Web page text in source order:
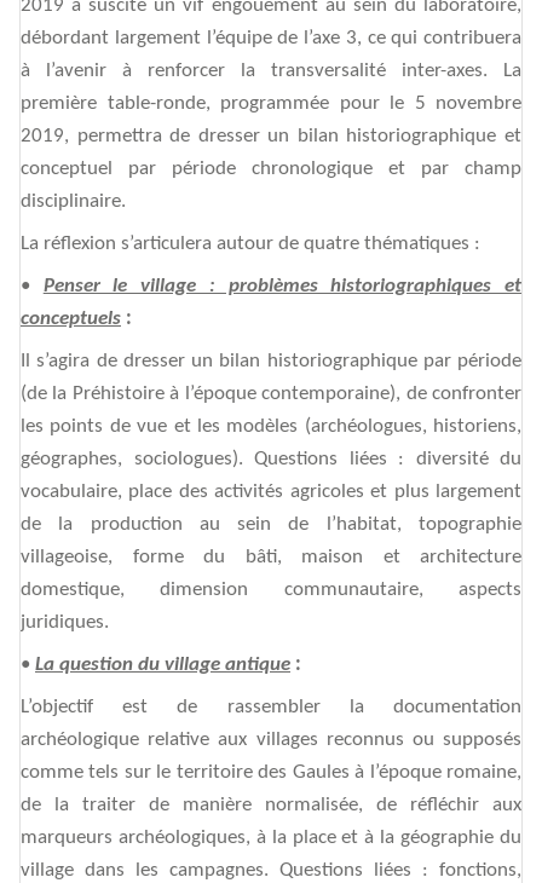
2019 a suscité un vif engouement au sein du laboratoire,
débordant largement l’équipe de l’axe 3, ce qui contribuera
à l’avenir à renforcer la transversalité inter-axes. La
première table-ronde, programmée pour le 5 novembre
2019, permettra de dresser un bilan historiographique et
conceptuel par période chronologique et par champ
disciplinaire.
La réflexion s’articulera autour de quatre thématiques :
• Penser le village : problèmes historiographiques et
conceptuels :
Il s’agira de dresser un bilan historiographique par période
(de la Préhistoire à l’époque contemporaine), de confronter
les points de vue et les modèles (archéologues, historiens,
géographes, sociologues). Questions liées : diversité du
vocabulaire, place des activités agricoles et plus largement
de la production au sein de l’habitat, topographie
villageoise, forme du bâti, maison et architecture
domestique, dimension communautaire, aspects
juridiques.
• La question du village antique :
L’objectif est de rassembler la documentation
archéologique relative aux villages reconnus ou supposés
comme tels sur le territoire des Gaules à l’époque romaine,
de la traiter de manière normalisée, de réfléchir aux
marqueurs archéologiques, à la place et à la géographie du
village dans les campagnes. Questions liées : fonctions,